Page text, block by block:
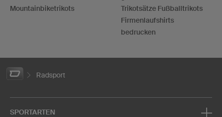
Mountainbiketrikots
Trikotsätze Fußballtrikots
Firmenlaufshirts
bedrucken
Radsport
SPORTARTEN